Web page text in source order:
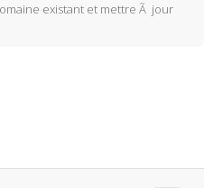
existant et mettre Ã jour